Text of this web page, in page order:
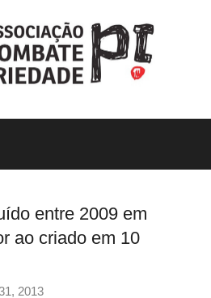
entre 2009 em
ao criado em 10
2013